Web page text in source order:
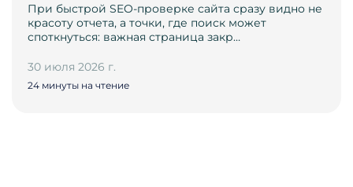
При быстрой SEO-проверке сайта сразу видно не
красоту отчета, а точки, где поиск может
споткнуться: важная страница закр…
30 июля 2026 г.
24 минуты на чтение